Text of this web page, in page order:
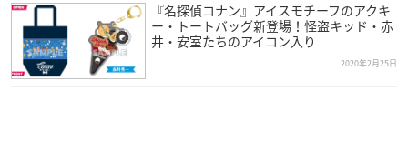
『名探偵コナン』アイスモチーフのアクキ
ー・トートバッグ新登場！怪盗キッド・赤
井・安室たちのアイコン入り
2020年2月25日